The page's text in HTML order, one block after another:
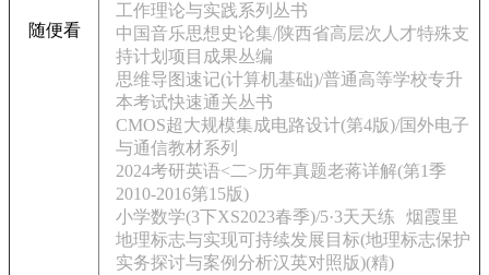
随便看
工作理论与实践系列丛书
中国音乐思想史论集/陕西省高层次人才特殊支
持计划项目成果丛编
思维导图速记(计算机基础)/普通高等学校专升
本考试快速通关丛书
CMOS超大规模集成电路设计(第4版)/国外电子
与通信教材系列
2024考研英语<二>历年真题老蒋详解(第1季
2010-2016第15版)
小学数学(3下XS2023春季)/5·3天天练
烟霞里
地理标志与实现可持续发展目标(地理标志保护
实务探讨与案例分析汉英对照版)(精)